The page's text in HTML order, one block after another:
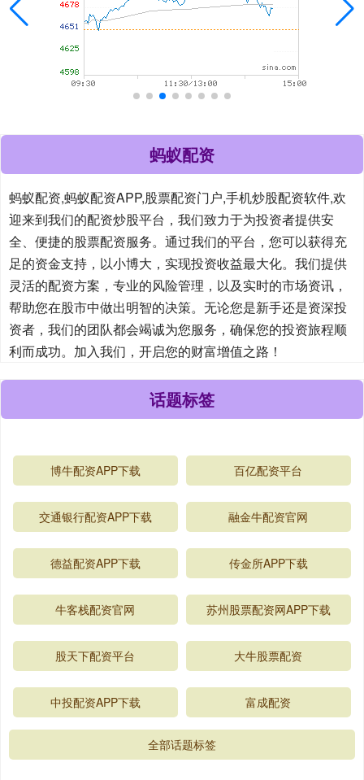
蚂蚁配资
蚂蚁配资,蚂蚁配资APP,股票配资门户,手机炒股配资软件,欢
迎来到我们的配资炒股平台，我们致力于为投资者提供安
全、便捷的股票配资服务。通过我们的平台，您可以获得充
足的资金支持，以小博大，实现投资收益最大化。我们提供
灵活的配资方案，专业的风险管理，以及实时的市场资讯，
帮助您在股市中做出明智的决策。无论您是新手还是资深投
资者，我们的团队都会竭诚为您服务，确保您的投资旅程顺
利而成功。加入我们，开启您的财富增值之路！
话题标签
博牛配资APP下载 百亿配资平台
交通银行配资APP下载 融金牛配资官网
德益配资APP下载 传金所APP下载
牛客栈配资官网 苏州股票配资网APP下载
股天下配资平台 大牛股票配资
中投配资APP下载 富成配资
全部话题标签